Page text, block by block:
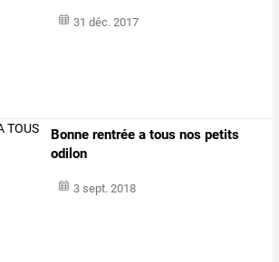
31 déc. 2017
Bonne rentrée a tous nos petits
odilon
3 sept. 2018